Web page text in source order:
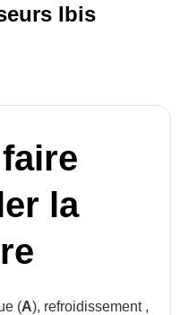
Ibis
la
(A), refroidissement ,